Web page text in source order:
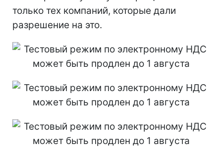
только тех компаний, которые дали
разрешение на это.